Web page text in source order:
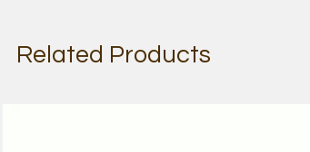
Related Products